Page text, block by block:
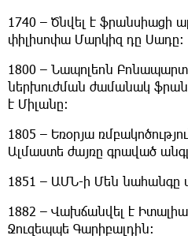
1740 – Ծնվել է ֆրանսիացի
փիլիսոփա Մարկիզ դը Սադը։
1800 – Նապոլեոն
ներխուժման ժամանակ
է Միլանը։
1805 – Եռօրյա
Ալմաստե ժայռը գրաված
1851 – ԱՄՆ-ի Մեն նահանգը
1882 – Վախճանվել է
Ջուզեպպե Գարիբալդին։